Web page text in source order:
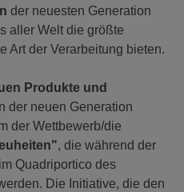
der neuesten Generation
aller Welt die größte
Art der Verarbeitung bieten.
Produkte und
der neuen Generation
der Wettbewerb/die
, die während der
Quadriportico des
Die Initiative, die den